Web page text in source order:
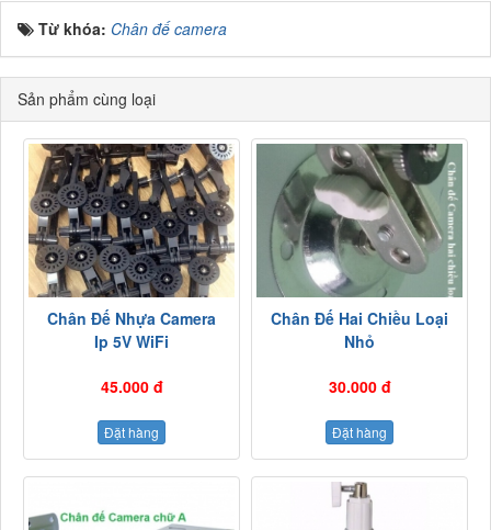
Từ khóa: Chân đế camera
Sản phẩm cùng loại
Chân Đế Nhựa Camera
Ip 5V WiFi
45.000 đ
Đặt hàng
Chân Đế Hai Chiều Loại
Nhỏ
30.000 đ
Đặt hàng